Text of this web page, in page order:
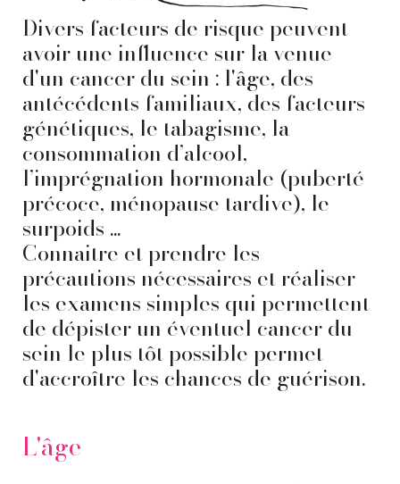
Divers facteurs de risque peuvent
avoir une influence sur la venue
d'un cancer du sein : l'âge, des
antécédents familiaux, des facteurs
génétiques, le tabagisme, la
consommation d’alcool,
l’imprégnation hormonale (puberté
précoce, ménopause tardive), le
surpoids ...
Connaitre et prendre les
précautions nécessaires et réaliser
les examens simples qui permettent
de dépister un éventuel cancer du
sein le plus tôt possible permet
d'accroître les chances de guérison.
L'âge